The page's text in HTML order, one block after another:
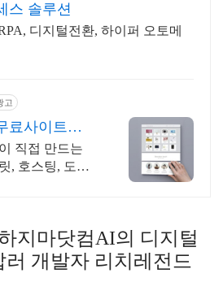
스 솔루션
디지털전환, 하이퍼 오토메
고
료사이트제
직접 만드는
, 호스팅, 도메
지마닷컴AI의 디지털
러 개발자 리치레전드